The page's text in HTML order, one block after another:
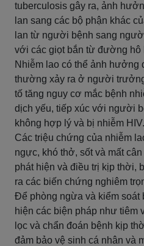
tuberculosis gây ra, ảnh
lan sang các bộ phận khác
lan từ người bệnh sang
với các giọt bắn từ đường hô
Nhiễm lao có thể ảnh hưởng
thường xảy ra ở người
tố tăng nguy cơ mắc bệnh
dịch yếu, tiếp xúc với người
không hợp lý và bị nhiễm HIV.
Các triệu chứng của nhiễm
ngực, khó thở, sốt và mất
phát hiện và điều trị kịp thời,
ra các biến chứng nghiêm
Để phòng ngừa và kiểm soát
hiện các biện pháp như tiêm
lọc và chẩn đoán bệnh kịp
đảm bảo vệ sinh cá nhân và